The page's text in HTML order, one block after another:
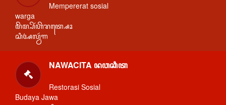
Mempererat sosial
warga
ꦩꦼꦩ꧀ꦥꦼꦂꦲꦼꦫꦠ꧀ꦱꦺꦴ
ꦱꦶꦄꦭ꧀ꦮꦂꦒ
NAWACITA ꦤꦮꦕꦶꦠ
Restorasi Sosial
Budaya Jawa